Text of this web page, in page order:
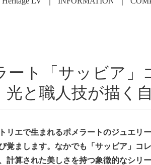
ート「サッビア」
光と職人技が描く
リエで生まれるポメラートのジュエリ
覚まします。なかでも「サッビア」コ
計算された美しさを持つ象徴的なシリ